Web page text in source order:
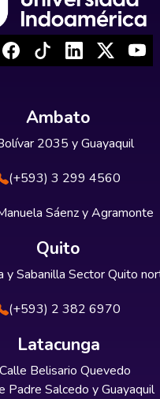
Ambato
2035 y Guayaquil
(+593) 3 299 4560
Sáenz y Agramonte
Quito
y Sabanilla Sector Quito
(+593) 2 382 6970
Latacunga
Calle Belisario Quevedo
Padre Salcedo y Guayaquil